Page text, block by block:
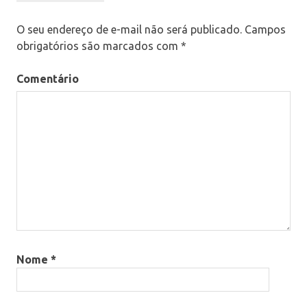
legislaçãocontábil
negócios
previdencia
O seu endereço de e-mail não será publicado. Campos
obrigatórios são marcados com *
Comentário
Nome *